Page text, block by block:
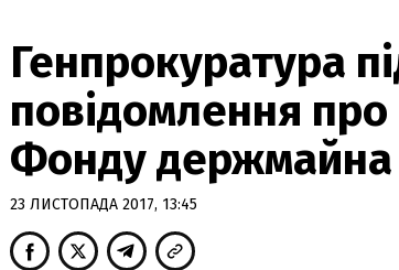
Генпрокуратура
повідомлення про
Фонду держмайна
23 ЛИСТОПАДА 2017, 13:45